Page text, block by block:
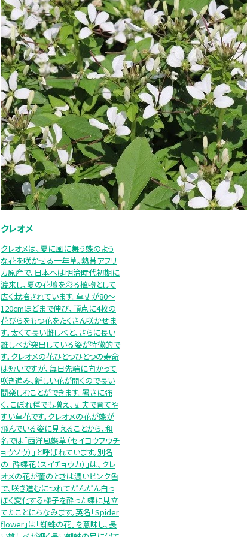
クレオメ
クレオメは、夏に風に舞う蝶のよう
な花を咲かせる一年草。熱帯アフリ
カ原産で、日本へは明治時代初期に
渡来し、夏の花壇を彩る植物として
広く栽培されています。草丈が80～
120cmほどまで伸び、頂点に4枚の
花びらをもつ花をたくさん咲かせま
す。太くて長い雌しべと、さらに長い
雄しべが突出している姿が特徴的で
す。クレオメの花ひとつひとつの寿命
は短いですが、毎日先端に向かって
咲き進み、新しい花が開くので長い
間楽しむことができます。暑さに強
く、こぼれ種でも増え、丈夫で育てや
すい草花です。クレオメの花が蝶が
飛んでいる姿に見えることから、和
名では「西洋風蝶草（セイヨウフウチ
ョウソウ）」と呼ばれています。別名
の「酔蝶花（スイチョウカ）」は、クレ
オメの花が蕾のときは濃いピンク色
で、咲き進むにつれてだんだん白っ
ぽく変化する様子を酔った蝶に見立
てたことにちなみます。英名「Spider
flower」は「蜘蛛の花」を意味し、長